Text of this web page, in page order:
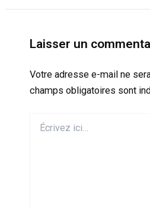
Laisser un
Votre adresse e-mail ne
champs obligatoires sont
ici…